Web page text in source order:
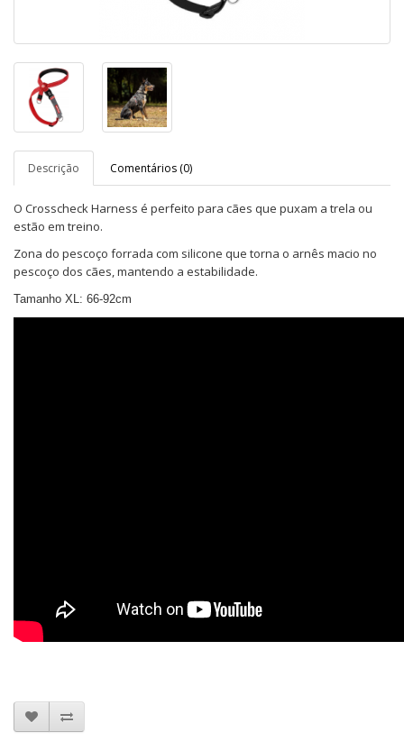
Descrição Comentários (0)
O Crosscheck Harness é perfeito para cães que puxam a trela ou
estão em treino.
Zona do pescoço forrada com silicone que torna o arnês macio no
pescoço dos cães, mantendo a estabilidade.
Tamanho XL: 66-92cm